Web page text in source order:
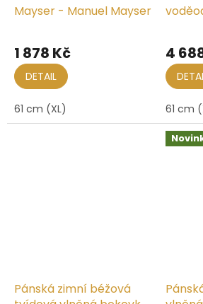
Mayser - Manuel Mayser
hodnocení
produktu
je
5,0
5
hvězdiček.
1 878 Kč
DETAIL
61 cm (XL)
4
61 cm
Pánská zimní béžová